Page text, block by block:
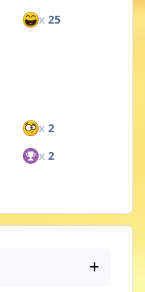
x 25
x 2
x 2